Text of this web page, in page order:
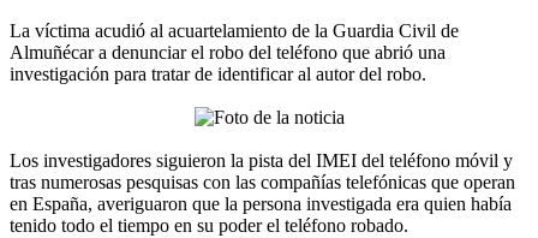
La víctima acudió al acuartelamiento de la Guardia Civil de
Almuñécar a denunciar el robo del teléfono que abrió una
investigación para tratar de identificar al autor del robo.
Los investigadores siguieron la pista del IMEI del teléfono móvil y
tras numerosas pesquisas con las compañías telefónicas que operan
en España, averiguaron que la persona investigada era quien había
tenido todo el tiempo en su poder el teléfono robado.